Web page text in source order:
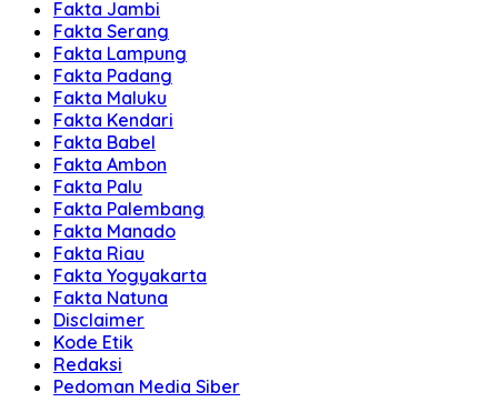
Fakta Jambi
Fakta Serang
Fakta Lampung
Fakta Padang
Fakta Maluku
Fakta Kendari
Fakta Babel
Fakta Ambon
Fakta Palu
Fakta Palembang
Fakta Manado
Fakta Riau
Fakta Yogyakarta
Fakta Natuna
Disclaimer
Kode Etik
Redaksi
Pedoman Media Siber